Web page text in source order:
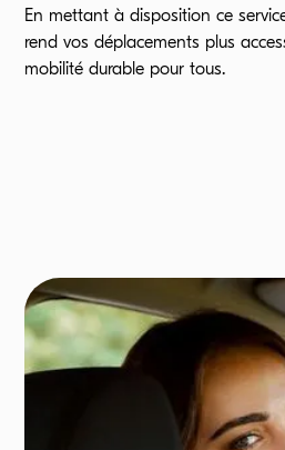
En mettant à disposition ce
rend vos déplacements plus
mobilité durable pour tous.